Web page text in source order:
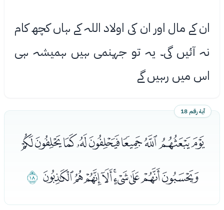
ان کے مال اور ان کی اوﻻد اللہ کے ہاں کچھ کام
نہ آئیں گی۔ یہ تو جہنمی ہیں ہمیشہ ہی
اس میں رہیں گے
آية رقم 18
ﯤﯥﯦﯧﯨﯩﯪﯫﯬﯭ
ﯮﯯﯰﯱﯲﯳﯴﯵﯶ ﯷ